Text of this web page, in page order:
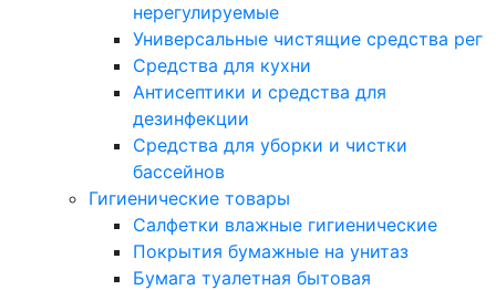
нерегулируемые
Универсальные чистящие средства рег
Средства для кухни
Антисептики и средства для
дезинфекции
Средства для уборки и чистки
бассейнов
Гигиенические товары
Салфетки влажные гигиенические
Покрытия бумажные на унитаз
Бумага туалетная бытовая